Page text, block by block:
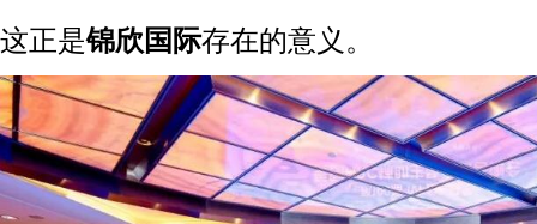
这正是锦欣国际存在的意义。